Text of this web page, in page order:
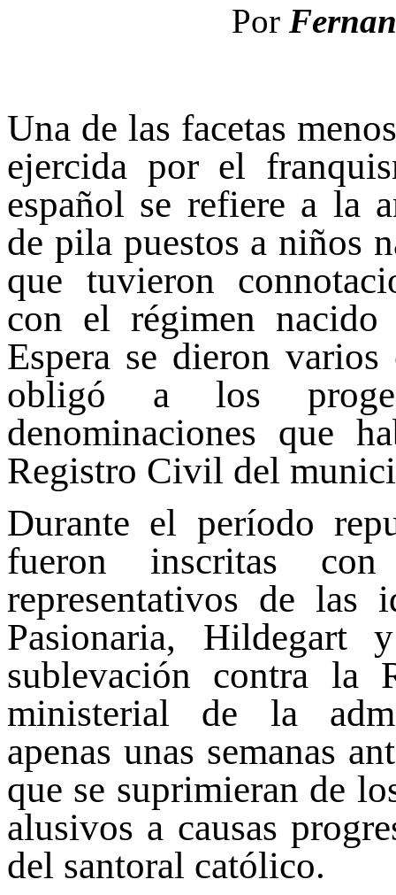
Por
Una de las facetas
ejercida por el
español se refiere a la
de pila puestos a niños
que tuvieron
con el régimen
Espera se dieron
obligó a los
denominaciones que
Registro Civil del
Durante el período
fueron inscritas
representativos de las
Pasionaria, Hildegart
sublevación contra la
ministerial de la
apenas unas semanas
que se suprimieran de
alusivos a causas
del santoral católico.